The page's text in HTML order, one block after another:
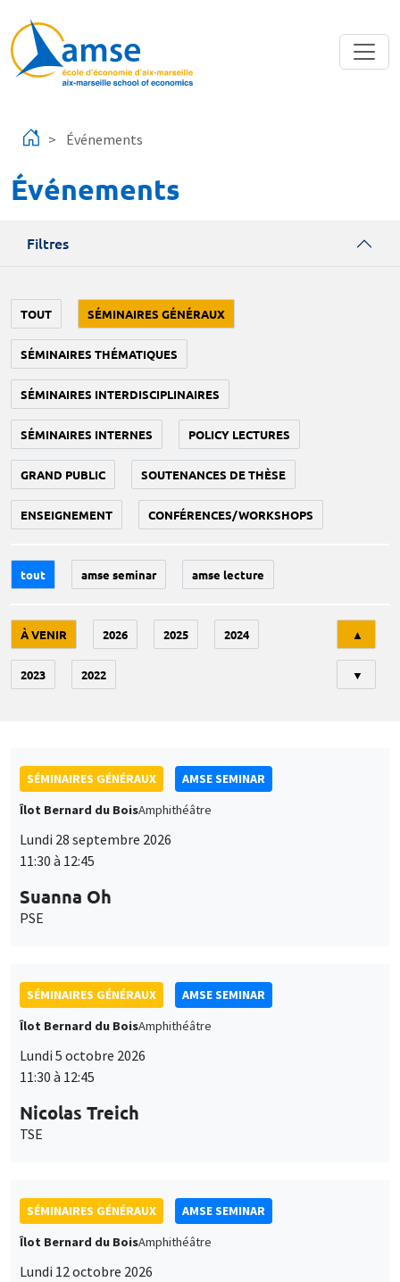
Événements
Événements
Filtres
TOUT SÉMINAIRES GÉNÉRAUX
SÉMINAIRES THÉMATIQUES
SÉMINAIRES INTERDISCIPLINAIRES
SÉMINAIRES INTERNES POLICY LECTURES
GRAND PUBLIC SOUTENANCES DE THÈSE
ENSEIGNEMENT CONFÉRENCES/WORKSHOPS
tout amse seminar amse lecture
À VENIR 2026 2025 2024
2023 2022
▲
▼
SÉMINAIRES GÉNÉRAUX
AMSE SEMINAR
Îlot Bernard du BoisAmphithéâtre
Lundi 28 septembre 2026
11:30 à 12:45
Suanna Oh
PSE
SÉMINAIRES GÉNÉRAUX
AMSE SEMINAR
Îlot Bernard du BoisAmphithéâtre
Lundi 5 octobre 2026
11:30 à 12:45
Nicolas Treich
TSE
SÉMINAIRES GÉNÉRAUX
AMSE SEMINAR
Îlot Bernard du BoisAmphithéâtre
Lundi 12 octobre 2026